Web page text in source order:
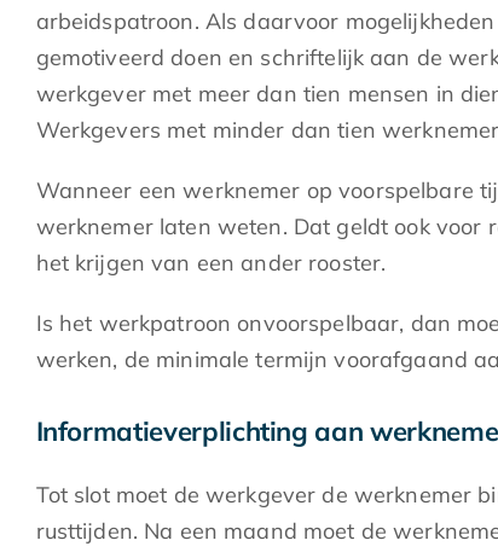
arbeidspatroon. Als daarvoor
gemotiveerd doen en schriftelijk aan de
werkgever met meer dan tien mensen in
Werkgevers met minder dan tien
Wanneer een werknemer op voorspelbare
werknemer laten weten. Dat geldt ook voor
het krijgen van een ander rooster.
Is het werkpatroon onvoorspelbaar, dan
werken, de minimale termijn voorafgaand
Informatieverplichting aan
Tot slot moet de werkgever de werknemer
rusttijden. Na een maand moet de